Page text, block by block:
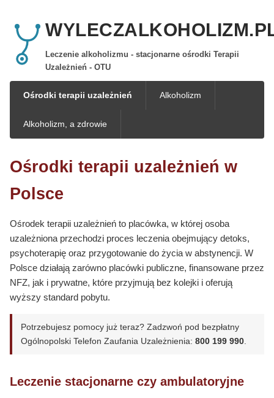
Leczenie alkoholizmu - stacjonarne ośrodki Terapii
Uzależnień - OTU
Ośrodki terapii uzależnień Alkoholizm
Alkoholizm, a zdrowie
Ośrodki terapii uzależnień w
Polsce
Ośrodek terapii uzależnień to placówka, w której osoba
uzależniona przechodzi proces leczenia obejmujący detoks,
psychoterapię oraz przygotowanie do życia w abstynencji. W
Polsce działają zarówno placówki publiczne, finansowane przez
NFZ, jak i prywatne, które przyjmują bez kolejki i oferują
wyższy standard pobytu.
Potrzebujesz pomocy już teraz? Zadzwoń pod bezpłatny
Ogólnopolski Telefon Zaufania Uzależnienia: 800 199 990
Leczenie stacjonarne czy ambulatoryjne